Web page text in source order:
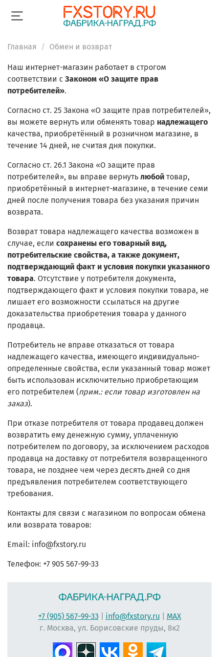
Главная Обмен и возврат
Наш интернет-магазин работает в строгом
соответствии с Законом «О защите прав
потребителей».
Согласно ст. 25 Закона «О защите прав потребителей»,
вы можете вернуть или обменять товар надлежащего
качества, приобретённый в розничном магазине, в
течение 14 дней, не считая дня покупки.
Согласно ст. 26.1 Закона «О защите прав
потребителей», вы вправе вернуть любой товар,
приобретённый в интернет-магазине, в течение семи
дней после получения товара без указания причин
возврата.
Возврат товара надлежащего качества возможен в
случае, если сохранены его товарный вид,
потребительские свойства, а также документ,
подтверждающий факт и условия покупки указанного
товара. Отсутствие у потребителя документа,
подтверждающего факт и условия покупки товара, не
лишает его возможности ссылаться на другие
доказательства приобретения товара у данного
продавца.
Потребитель не вправе отказаться от товара
надлежащего качества, имеющего индивидуально-
определенные свойства, если указанный товар может
быть использован исключительно приобретающим
его потребителем (прим.: если товар изготовлен на
заказ).
При отказе потребителя от товара продавец должен
возвратить ему денежную сумму, уплаченную
потребителем по договору, за исключением расходов
продавца на доставку от потребителя возвращенного
товара, не позднее чем через десять дней со дня
предъявления потребителем соответствующего
требования.
Контакты для связи с магазином по вопросам обмена
или возврата товаров:
Email: info@fxstory.ru
Телефон: +7 905 567-99-33
+7 (905) 567-99-33 info@fxstory.ru
MAX
г. Москва, ул. Борисовские пруды, 8к2